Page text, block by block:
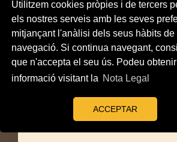
Utilitzem cookies pròpies i de tercers
els nostres serveis amb les seves
mitjançant l'anàlisi dels seus hàbits de
navegació. Si continua navegant,
que n'accepta el seu ús. Podeu
informació visitant la Nota Legal
ACCEPTAR